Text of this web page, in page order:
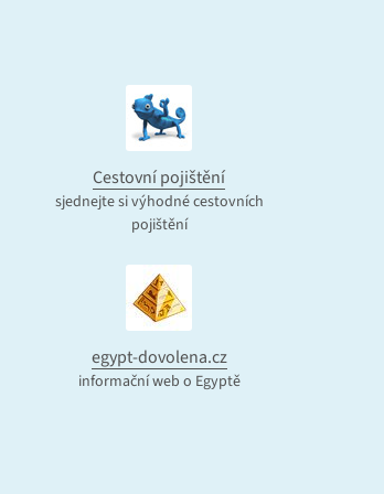
Cestovní pojištění
sjednejte si výhodné cestovních
pojištění
egypt-dovolena.cz
informační web o Egyptě